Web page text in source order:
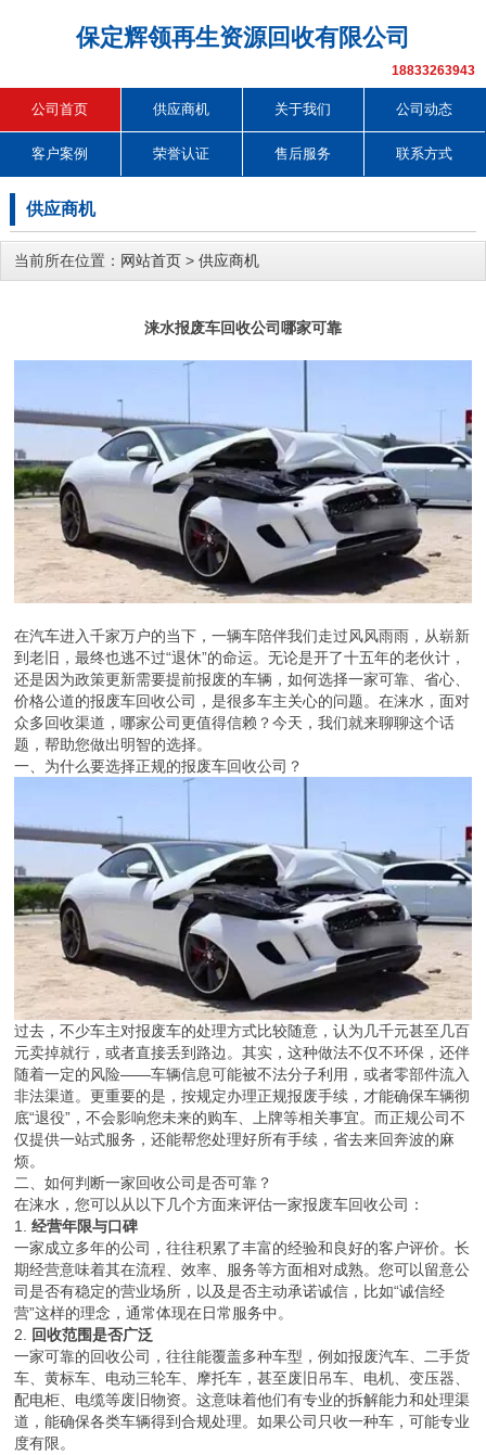
保定辉领再生资源回收有限公司
18833263943
公司首页 供应商机 关于我们 公司动态
客户案例 荣誉认证 售后服务 联系方式
供应商机
当前所在位置： 网站首页 > 供应商机
涞水报废车回收公司哪家可靠
在汽车进入千家万户的当下，一辆车陪伴我们走过风风雨雨，从崭新
到老旧，最终也逃不过“退休”的命运。无论是开了十五年的老伙计，
还是因为政策更新需要提前报废的车辆，如何选择一家可靠、省心、
价格公道的报废车回收公司，是很多车主关心的问题。在涞水，面对
众多回收渠道，哪家公司更值得信赖？今天，我们就来聊聊这个话
题，帮助您做出明智的选择。
一、为什么要选择正规的报废车回收公司？
过去，不少车主对报废车的处理方式比较随意，认为几千元甚至几百
元卖掉就行，或者直接丢到路边。其实，这种做法不仅不环保，还伴
随着一定的风险——车辆信息可能被不法分子利用，或者零部件流入
非法渠道。更重要的是，按规定办理正规报废手续，才能确保车辆彻
底“退役”，不会影响您未来的购车、上牌等相关事宜。而正规公司不
仅提供一站式服务，还能帮您处理好所有手续，省去来回奔波的麻
烦。
二、如何判断一家回收公司是否可靠？
在涞水，您可以从以下几个方面来评估一家报废车回收公司：
1.经营年限与口碑
一家成立多年的公司，往往积累了丰富的经验和良好的客户评价。长
期经营意味着其在流程、效率、服务等方面相对成熟。您可以留意公
司是否有稳定的营业场所，以及是否主动承诺诚信，比如“诚信经
营”这样的理念，通常体现在日常服务中。
2. 回收范围是否广泛
一家可靠的回收公司，往往能覆盖多种车型，例如报废汽车、二手货
车、黄标车、电动三轮车、摩托车，甚至废旧吊车、电机、变压器、
配电柜、电缆等废旧物资。这意味着他们有专业的拆解能力和处理渠
道，能确保各类车辆得到合规处理。如果公司只收一种车，可能专业
度有限。